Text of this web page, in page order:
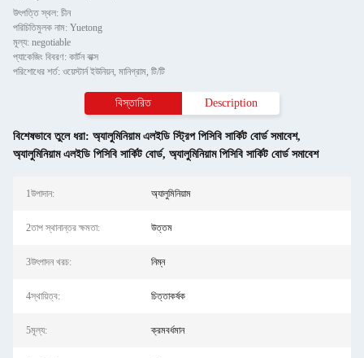
উৎপত্তি স্থল: চীন
পরিচিতিমুলক নাম: Yuetong
মূল্য: negotiable
প্যাকেজিং বিবরণ: কার্টন বাক্স
পরিশোধের শর্ত: ওয়েস্টার্ন ইউনিয়ন, মানিগ্রাম, টি/টি
বিস্তারিত Description
বিশেষভাবে তুলে ধরা: অ্যালুমিনিয়াম এলইডি স্ট্রিপ পিসিবি সার্কিট বোর্ড সমাবেশ,
অ্যালুমিনিয়াম এলইডি পিসিবি সার্কিট বোর্ড, অ্যালুমিনিয়াম পিসিবি সার্কিট বোর্ড সমাবেশ
1উপাদান: অ্যালুমিনিয়াম
2তাপ স্থানান্তর ক্ষমতা: উত্তম
3উৎপাদন খরচ: নিম্ন
4স্থায়িত্ব: চিত্তাকর্ষক
5মূল্য: ক্রমবর্ধমান